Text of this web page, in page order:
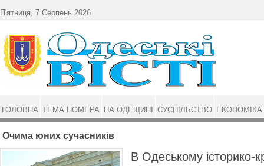
Очима юних сучасників
В Одеському історико-
П'ятниця, 7 Серпень 2026
ГОЛОВНА ТЕМА НОМЕРА НА ОДЕЩИНІ СУСПІЛЬСТВО ЕКОНОМІКА